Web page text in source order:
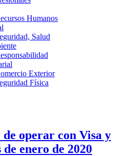
Humanos
Salud
Exterior
Física
operar con Visa y
enero de 2020